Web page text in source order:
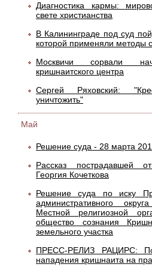
Диагностика кармы:
свете христианства
В Калининграде под суд
которой применяли методы
Москвичи сорвали
кришнаитского центра
Сергей Ряховский:
уничтожить"
Май
Решение суда - 28 марта
Рассказ пострадавшей
Георгия Кочеткова
Решение суда по иску
административного
Местной религиозной
общество сознания
земельного участка
ПРЕСС-РЕЛИЗ РАЦИРС: По
нападения кришнаита на